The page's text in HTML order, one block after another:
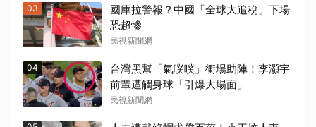
03
國庫拉警報？中國「全球大追稅」下場
恐超慘
民視新聞網
04
台灣黑幫「氣噗噗」衝場助陣！李灝宇
前輩遭觸身球「引爆大場面」
民視新聞網